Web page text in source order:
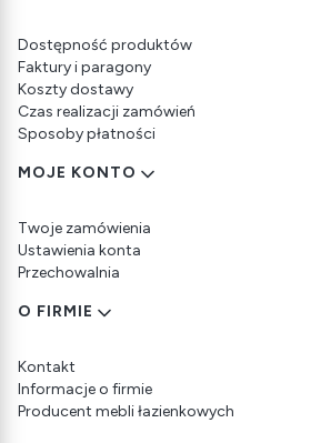
Dostępność produktów
Faktury i paragony
Koszty dostawy
Czas realizacji zamówień
Sposoby płatności
MOJE KONTO
Twoje zamówienia
Ustawienia konta
Przechowalnia
O FIRMIE
Kontakt
Informacje o firmie
Producent mebli łazienkowych